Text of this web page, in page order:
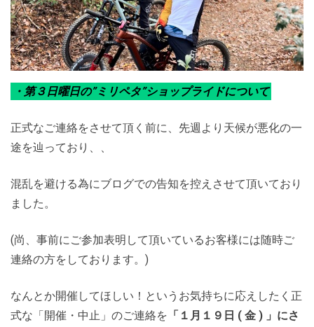
・第３日曜日の”ミリペタ”ショップライドについて
正式なご連絡をさせて頂く前に、先週より天候が悪化の一
途を辿っており、、
混乱を避ける為にブログでの告知を控えさせて頂いており
ました。
(尚、事前にご参加表明して頂いているお客様には随時ご
連絡の方をしております。)
なんとか開催してほしい！というお気持ちに応えしたく正
式な「開催・中止」のご連絡を 「１月１９日 ( 金 ) 」にさ